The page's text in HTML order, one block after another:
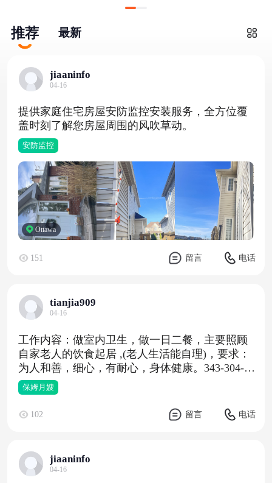
推荐 最新
jiaaninfo
04-16
提供家庭住宅房屋安防监控安装服务，全方位覆
盖时刻了解您房屋周围的风吹草动。
安防监控
Ottawa
151 留言 电话
tianjia909
04-16
工作内容：做室内卫生，做一日二餐，主要照顾
自家老人的饮食起居 ,(老人生活能自理)，要求：
为人和善，细心，有耐心，身体健康。343-304-66
15保姆月嫂
102 留言 电话
jiaaninfo
04-16